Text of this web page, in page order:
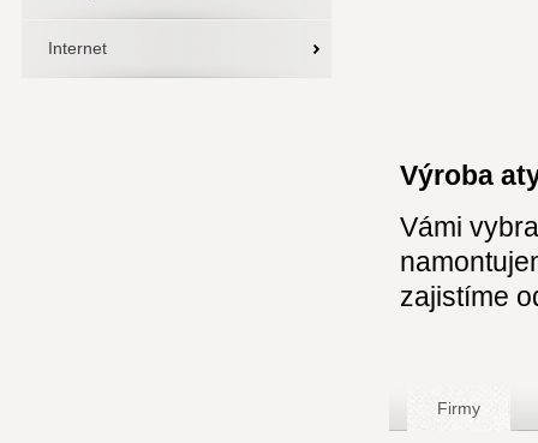
Internet
Výroba
Vámi
zajistíme
Firmy